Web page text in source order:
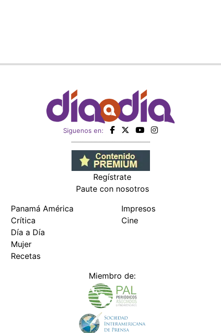
Siguenos en:
Regístrate
Paute con nosotros
Panamá América
Crítica
Día a Día
Mujer
Recetas
Impresos
Cine
Miembro de: